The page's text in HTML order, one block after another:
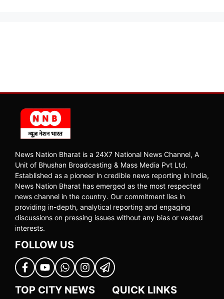
News Nation Bharat is a 24X7 National News Channel, A
Unit of Bhushan Broadcasting & Mass Media Pvt Ltd.
Established as a pioneer in credible news reporting in India,
News Nation Bharat has emerged as the most respected
news channel in the country. Our commitment lies in
providing in-depth, analytical reporting and engaging
discussions on pressing issues without any bias or vested
interests.
FOLLOW US
TOP CITY NEWS QUICK LINKS